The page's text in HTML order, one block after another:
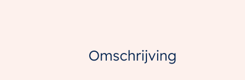
Omschrijving